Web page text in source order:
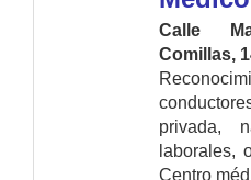
Calle
Comillas,
privada,
laborales,
Centro